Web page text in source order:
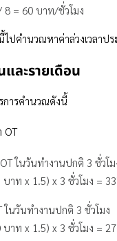
8 = 60 บาท/ชั่วโมง
ไปคำนวณหาค่าล่วงเวลาป
ละรายเดือน
การคำนวณดังนี้
OT
ในวันทำงานปกติ 3 ชั่วโม
บาท x 1.5) x 3 ชั่วโมง =
ในวันทำงานปกติ 3 ชั่วโมง
บาท x 1.5) x 3 ชั่วโมง =